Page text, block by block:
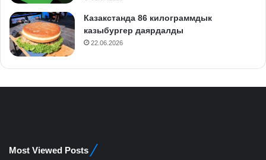
Казакстанда 86 килограммдык
казыбургер даярдалды
22.06.2026
Most Viewed Posts